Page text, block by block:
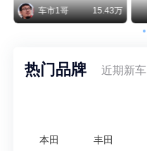
车市1哥 15.43万
热门品牌 近期新车
本田 丰田